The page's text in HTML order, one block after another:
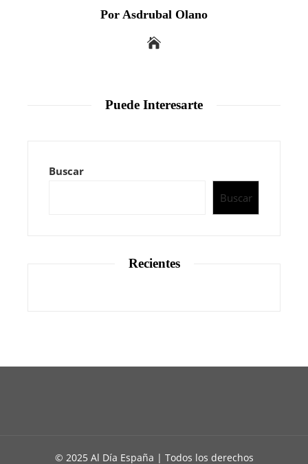
Por Asdrubal Olano
Puede Interesarte
Buscar
Buscar
Recientes
© 2025 Al Día España | Todos los derechos